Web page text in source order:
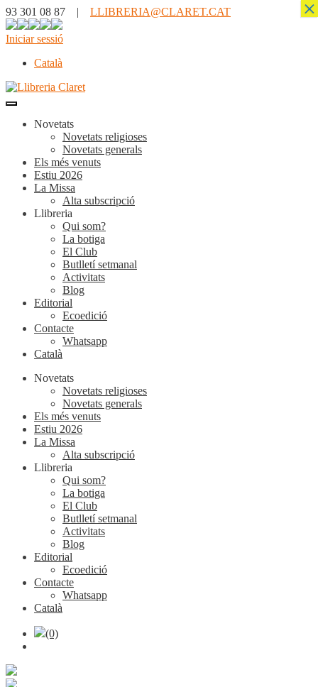
93 301 08 87 | LLIBRERIA@CLARET.CAT
Iniciar sessió
Català
Novetats
Novetats religioses
Novetats generals
Els més venuts
Estiu 2026
La Missa
Alta subscripció
Llibreria
Qui som?
La botiga
El Club
Butlletí setmanal
Activitats
Blog
Editorial
Ecoedició
Contacte
Whatsapp
Català
Novetats
Novetats religioses
Novetats generals
Els més venuts
Estiu 2026
La Missa
Alta subscripció
Llibreria
Qui som?
La botiga
El Club
Butlletí setmanal
Activitats
Blog
Editorial
Ecoedició
Contacte
Whatsapp
Català
(0)
×